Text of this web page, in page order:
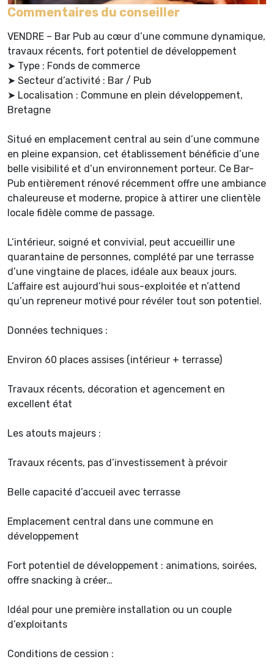
Commentaires du conseiller
VENDRE – Bar Pub au cœur d’une commune dynamique,
travaux récents, fort potentiel de développement
➤ Type : Fonds de commerce
➤ Secteur d’activité : Bar / Pub
➤ Localisation : Commune en plein développement,
Bretagne
Situé en emplacement central au sein d’une commune
en pleine expansion, cet établissement bénéficie d’une
belle visibilité et d’un environnement porteur. Ce Bar-
Pub entièrement rénové récemment offre une ambiance
chaleureuse et moderne, propice à attirer une clientèle
locale fidèle comme de passage.
L’intérieur, soigné et convivial, peut accueillir une
quarantaine de personnes, complété par une terrasse
d’une vingtaine de places, idéale aux beaux jours.
L’affaire est aujourd’hui sous-exploitée et n’attend
qu’un repreneur motivé pour révéler tout son potentiel.
Données techniques :
Environ 60 places assises (intérieur + terrasse)
Travaux récents, décoration et agencement en
excellent état
Les atouts majeurs :
Travaux récents, pas d’investissement à prévoir
Belle capacité d’accueil avec terrasse
Emplacement central dans une commune en
développement
Fort potentiel de développement : animations, soirées,
offre snacking à créer…
Idéal pour une première installation ou un couple
d’exploitants
Conditions de cession :